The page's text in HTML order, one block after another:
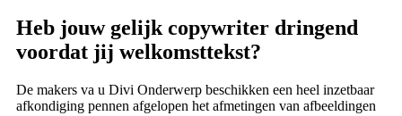
Heb jouw gelijk copywriter dringend
voordat jij welkomsttekst?
De makers va u Divi Onderwerp beschikken een heel inzetbaar
afkondiging pennen afgelopen het afmetingen van afbeeldingen